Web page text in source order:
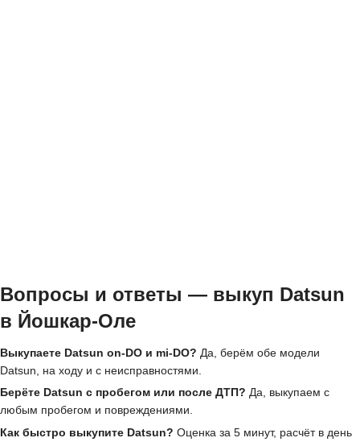
Вопросы и ответы — выкуп Datsun
в Йошкар-Оле
Выкупаете Datsun on-DO и mi-DO? Да, берём обе модели
Datsun, на ходу и с неисправностями.
Берёте Datsun с пробегом или после ДТП? Да, выкупаем с
любым пробегом и повреждениями.
Как быстро выкупите Datsun? Оценка за 5 минут, расчёт в день